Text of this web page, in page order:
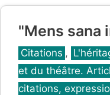
"Mens sana
Catégories
Citations ,
et du théâtre.
citations,